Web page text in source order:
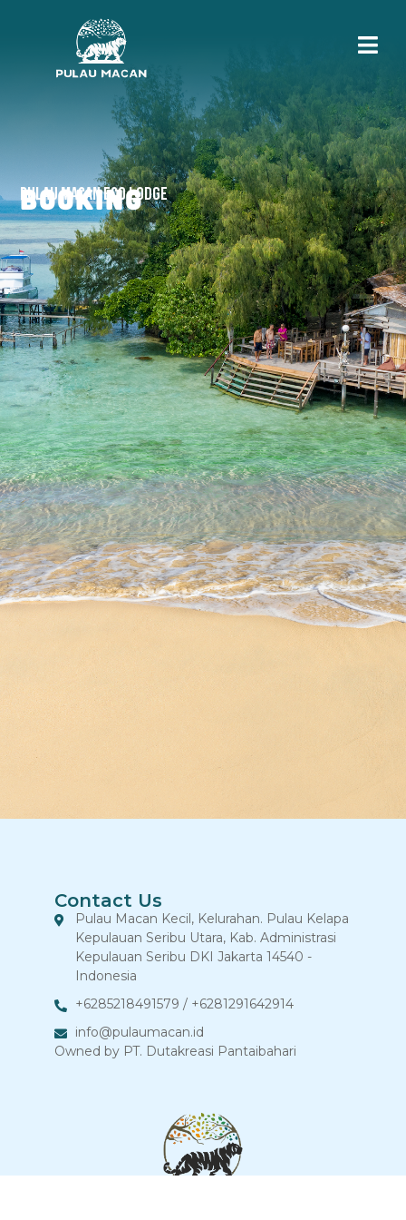
PULAU MACAN ECO LODGE
BOOKING
Contact Us
Pulau Macan Kecil, Kelurahan. Pulau Kelapa
Kepulauan Seribu Utara, Kab. Administrasi
Kepulauan Seribu DKI Jakarta 14540 -
Indonesia
+6285218491579 / +6281291642914
info@pulaumacan.id
Owned by PT. Dutakreasi Pantaibahari